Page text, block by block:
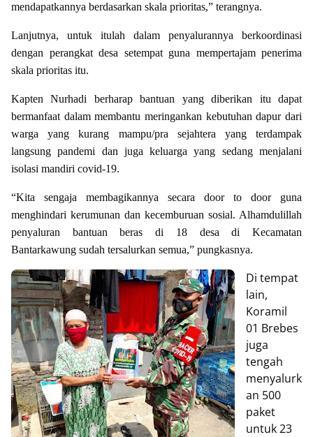
mendapatkannya berdasarkan skala prioritas,” terangnya.
Lanjutnya, untuk itulah dalam penyalurannya berkoordinasi
dengan perangkat desa setempat guna mempertajam penerima
skala prioritas itu.
Kapten Nurhadi berharap bantuan yang diberikan itu dapat
bermanfaat dalam membantu meringankan kebutuhan dapur dari
warga yang kurang mampu/pra sejahtera yang terdampak
langsung pandemi dan juga keluarga yang sedang menjalani
isolasi mandiri covid-19.
“Kita sengaja membagikannya secara door to door guna
menghindari kerumunan dan kecemburuan sosial. Alhamdulillah
penyaluran bantuan beras di 18 desa di Kecamatan
Bantarkawung sudah tersalurkan semua,” pungkasnya.
Di tempat
lain,
Koramil
01 Brebes
juga
tengah
menyalurk
an 500
paket
untuk 23